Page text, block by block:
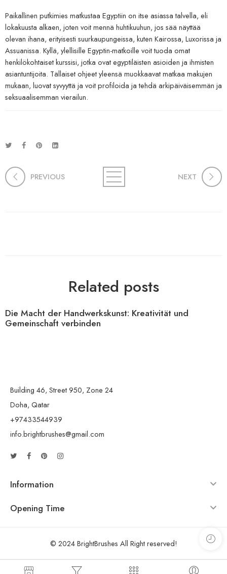
Paikallinen putkimies matkustaa Egyptiin on itse asiassa talvella, eli
lokakuusta alkaen, joten voit mennä huhtikuuhun, jos sää näyttää
olevan ihana, erityisesti suurkaupungeissa, kuten Kairossa, Luxorissa ja
Assuanissa. Kyllä, ylellisille Egyptin-matkoille voit tuoda omat
henkilökohtaiset kurssisi, jotka ovat egyptiläisten asioiden ja ihmisten
asiantuntijoita. Tällaiset ohjeet yleensä muokkaavat matkaa makujen
mukaan, luovat syvyyttä ja voit profiloida ja tehdä arkipäiväisemmän ja
seksuaalisemman vierailun.
PREVIOUS NEXT
Related posts
Die Macht der Handwerkskunst: Kreativität und
Gemeinschaft verbinden
Building 46, Street 950, Zone 24
Doha, Qatar
+97433544939
info.brightbrushes@gmail.com
Information
Opening Time
© 2024 BrightBrushes All Right reserved!